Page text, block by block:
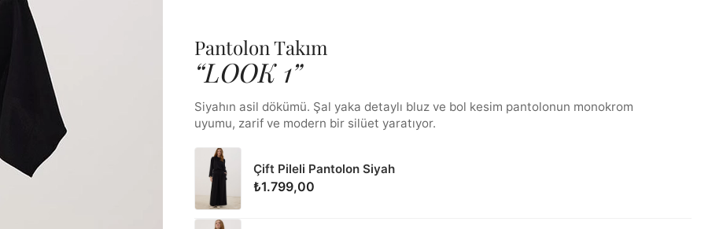
Pantolon Takım
“LOOK 1”
Siyahın asil dökümü. Şal yaka detaylı bluz ve bol kesim pantolonun monokrom
uyumu, zarif ve modern bir silüet yaratıyor.
Çift Pileli Pantolon Siyah
₺1.799,00